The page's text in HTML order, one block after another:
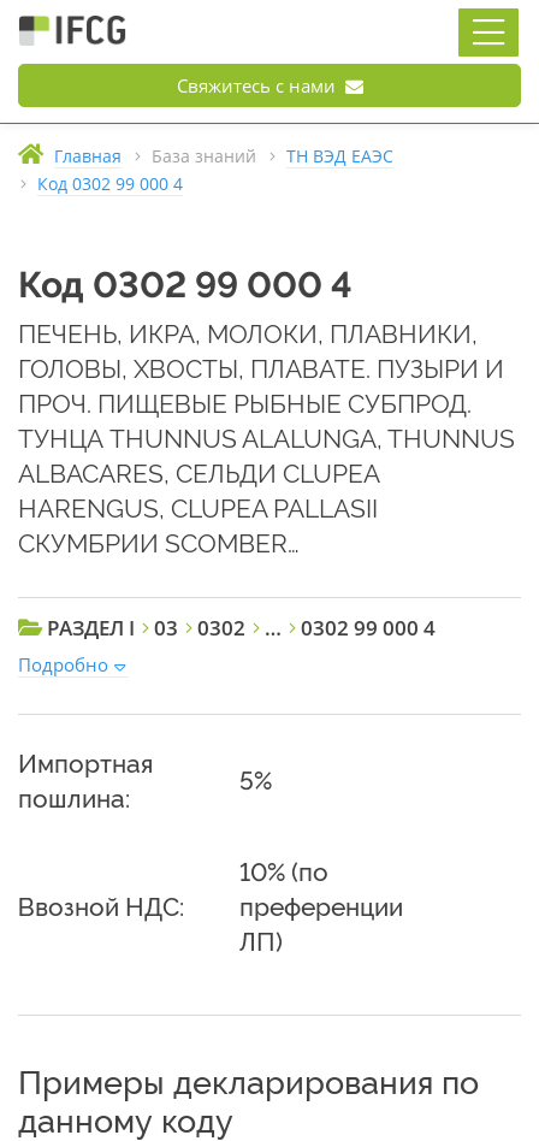
Свяжитесь с нами
Главная База знаний
ТН ВЭД ЕАЭС
Код 0302 99 000 4
Код 0302 99 000 4
ПЕЧЕНЬ, ИКРА, МОЛОКИ, ПЛАВНИКИ,
ГОЛОВЫ, ХВОСТЫ, ПЛАВАТЕ. ПУЗЫРИ И
ПРОЧ. ПИЩЕВЫЕ РЫБНЫЕ СУБПРОД.
ТУНЦА THUNNUS ALALUNGA, THUNNUS
ALBACARES, СЕЛЬДИ CLUPEA
HARENGUS, CLUPEA PALLASII
СКУМБРИИ SCOMBER…
РАЗДЕЛ I 03 0302 … 0302 99 000 4
Подробно
Импортная
пошлина:
5%
Ввозной НДС:
10% (по
преференции
ЛП)
Примеры декларирования по
данному коду